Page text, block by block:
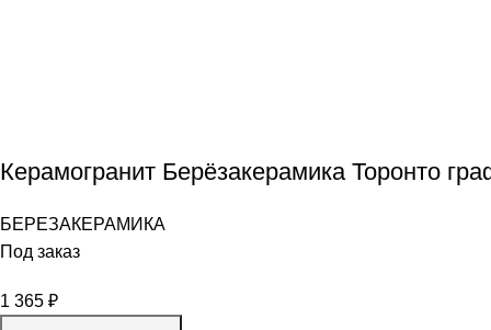
Керамогранит Берёзакерамика Торонто
БЕРЕЗАКЕРАМИКА
Под заказ
1 365 ₽